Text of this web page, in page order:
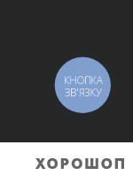
КНОПКА
ЗВ'ЯЗКУ